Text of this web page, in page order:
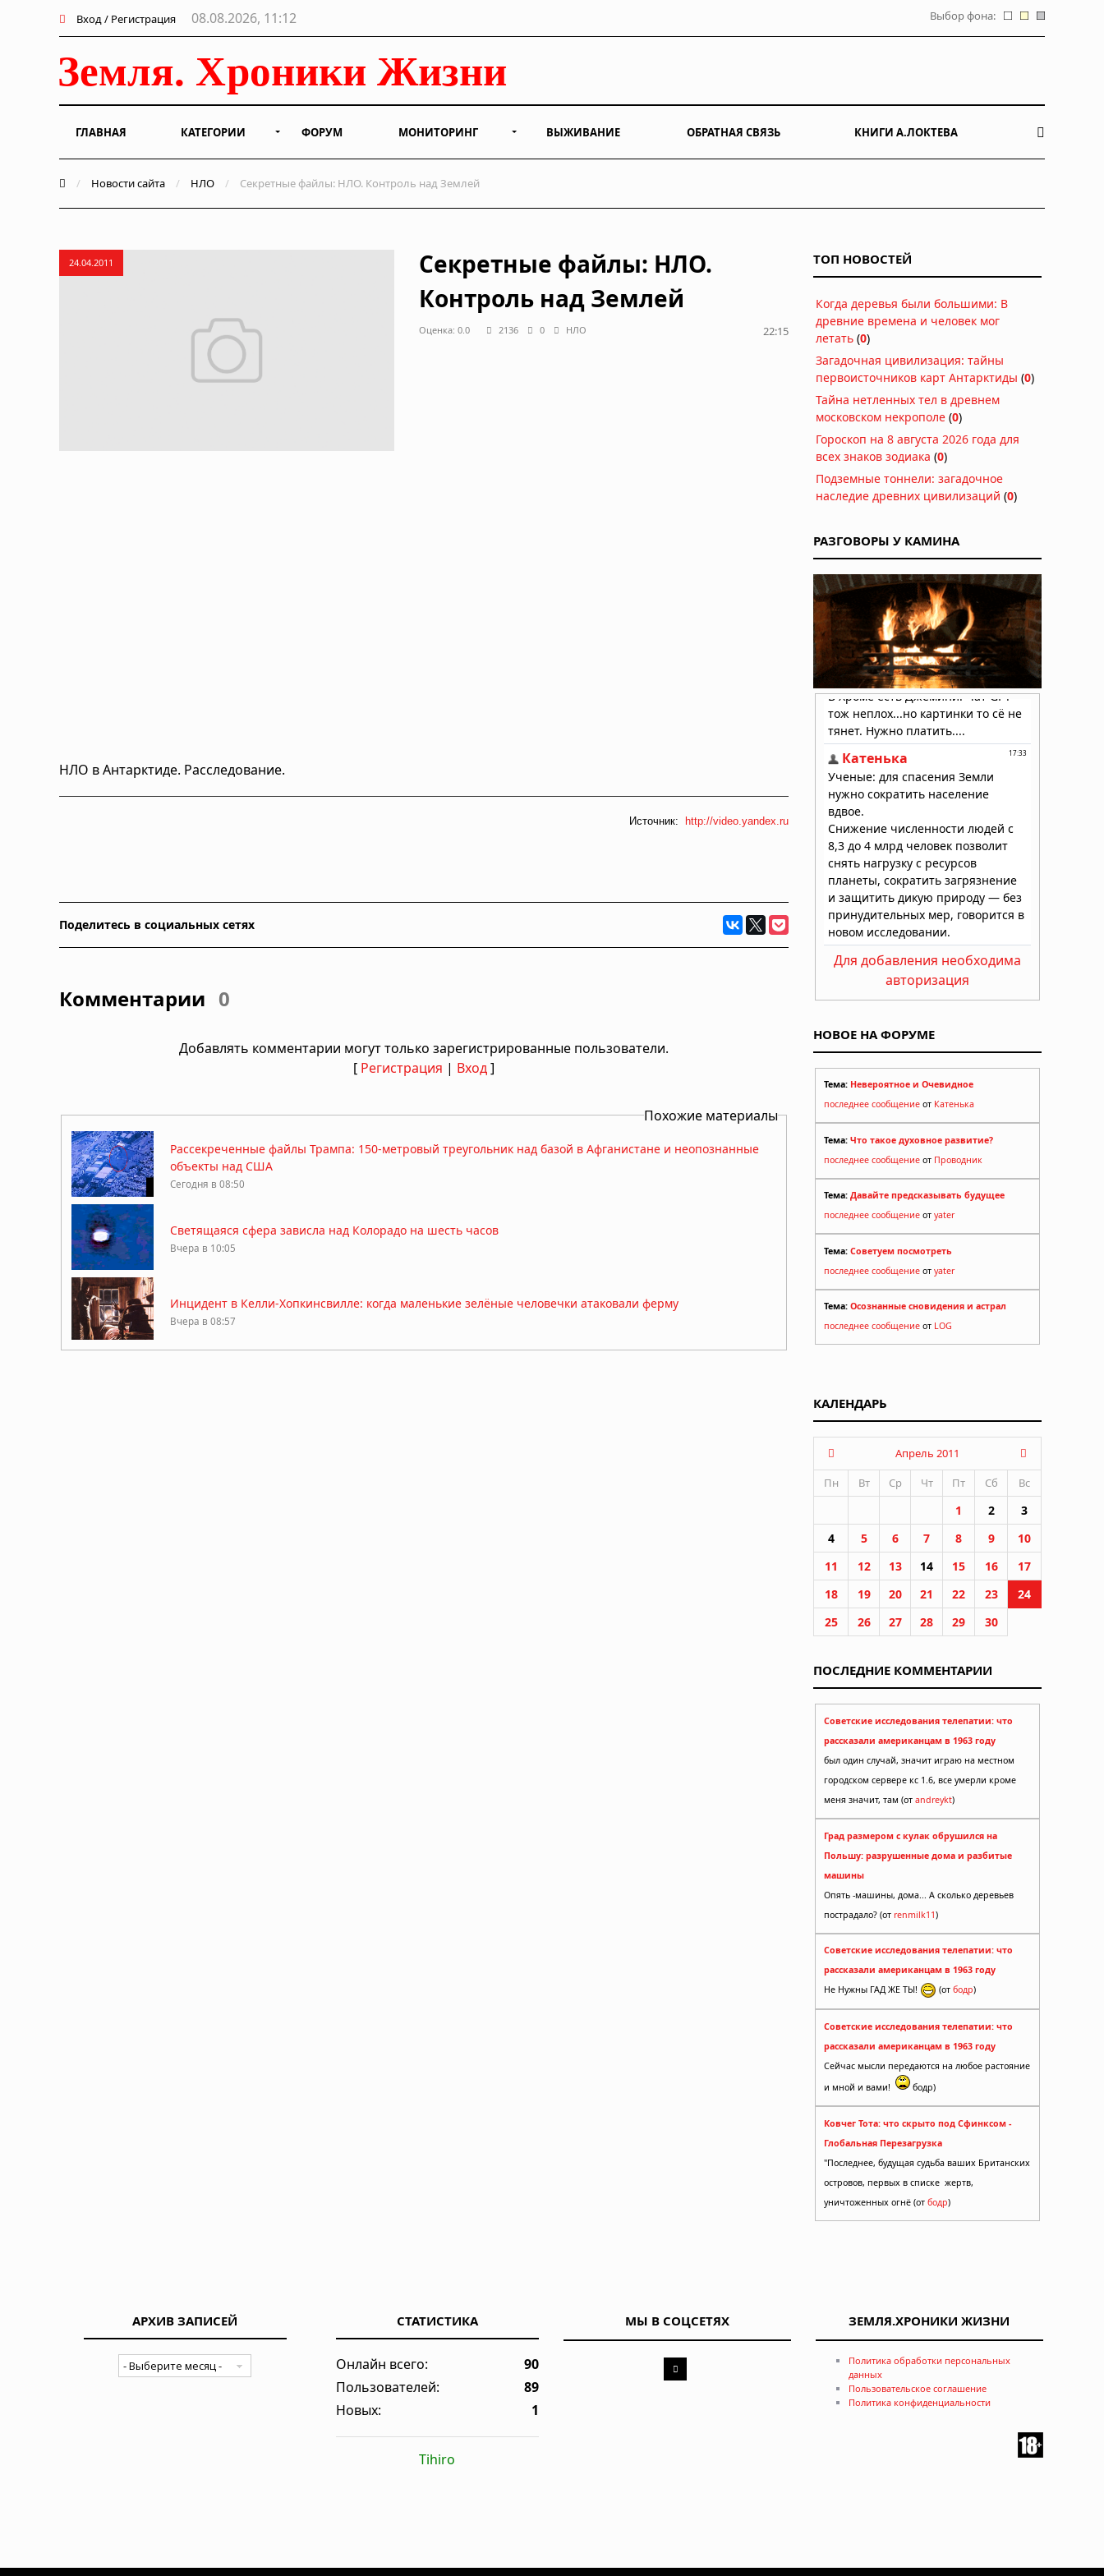
Вход / Регистрация 08.08.2026, 11:12 Выбор фона:
ГЛАВНАЯ КАТЕГОРИИ ФОРУМ МОНИТОРИНГ ВЫЖИВАНИЕ ОБРАТНАЯ СВЯЗЬ КНИГИ А.ЛОКТЕВА
/ Новости сайта / НЛО / Секретные файлы: НЛО. Контроль над Землей
24.04.2011
Секретные файлы: НЛО.
Контроль над Землей
Оценка: 0.0 2136 0 НЛО 22:15
НЛО в Антарктиде. Расследование.
Источник: http://video.yandex.ru
Поделитесь в социальных сетях
Комментарии 0
Добавлять комментарии могут только зарегистрированные пользователи.
[ Регистрация | Вход]
Похожие материалы
Рассекреченные файлы Трампа: 150-метровый треугольник над базой в Афганистане и неопознанные
объекты над США
Сегодня в 08:50
Светящаяся сфера зависла над Колорадо на шесть часов
Вчера в 10:05
Инцидент в Келли-Хопкинсвилле: когда маленькие зелёные человечки атаковали ферму
Вчера в 08:57
ТОП НОВОСТЕЙ
Когда деревья были большими: В
древние времена и человек мог
летать (0)
Загадочная цивилизация: тайны
первоисточников карт Антарктиды (0)
Тайна нетленных тел в древнем
московском некрополе (0)
Гороскоп на 8 августа 2026 года для
всех знаков зодиака (0)
Подземные тоннели: загадочное
наследие древних цивилизаций (0)
РАЗГОВОРЫ У КАМИНА
Для добавления необходима
авторизация
НОВОЕ НА ФОРУМЕ
Тема: Невероятное и Очевидное
последнее сообщение от Катенька
Тема: Что такое духовное развитие?
последнее сообщение от Проводник
Тема: Давайте предсказывать будущее
последнее сообщение от yater
Тема: Советуем посмотреть
последнее сообщение от yater
Тема: Осознанные сновидения и астрал
последнее сообщение от LOG
КАЛЕНДАРЬ
Апрель 2011
Пн
Вт Ср Чт Пт Сб Вс
1 2
3
4
5 6 7 8 9
10
11
12 13 14 15 16
17
18
19 20 21 22 23
24
25
26 27 28 29 30
ПОСЛЕДНИЕ КОММЕНТАРИИ
Советские исследования телепатии: что
рассказали американцам в 1963 году
был один случай, значит играю на местном
городском сервере кс 1.6, все умерли кроме
меня значит, там (от andreykt)
Град размером с кулак обрушился на
Польшу: разрушенные дома и разбитые
машины
Опять -машины, дома... А сколько деревьев
пострадало? (от renmilk11)
Советские исследования телепатии: что
рассказали американцам в 1963 году
Не Нужны ГАД ЖЕ ТЫ!
(от бодр)
Советские исследования телепатии: что
рассказали американцам в 1963 году
Сейчас мысли передаются на любое растояние
и мной и вами!
бодр)
Ковчег Тота: что скрыто под Сфинксом -
Глобальная Перезагрузка
"Последнее, будущая судьба ваших Британских
островов, первых в списке жертв,
уничтоженных огнё (от бодр)
АРХИВ ЗАПИСЕЙ СТАТИСТИКА
Онлайн всего:
90
Пользователей:
89
Новых:
1
Tihiro
МЫ В СОЦСЕТЯХ ЗЕМЛЯ.ХРОНИКИ ЖИЗНИ
Политика обработки персональных
данных
Пользовательское соглашение
Политика конфиденциальности